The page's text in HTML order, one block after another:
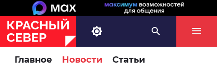
Главное Новости Статьи